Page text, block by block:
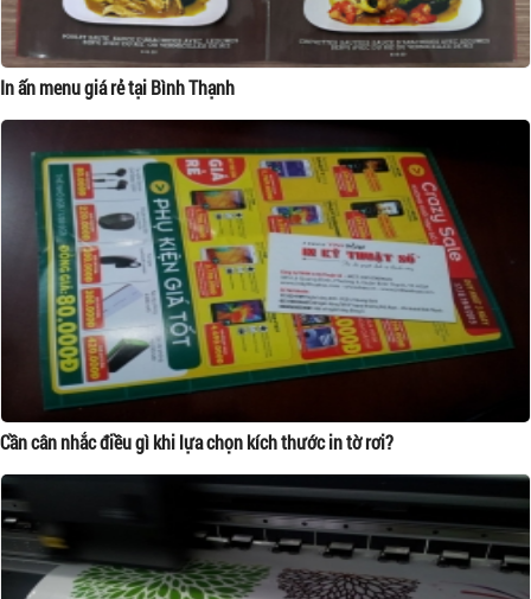
In ấn menu giá rẻ tại Bình Thạnh
Cần cân nhắc điều gì khi lựa chọn kích thước in tờ rơi?